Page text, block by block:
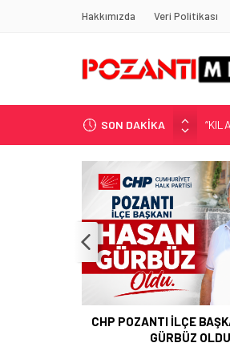
Hakkımızda Veri Politikası
SON DAKİKA
CHP POZANTI İLÇE
GÜRBÜZ OLDU